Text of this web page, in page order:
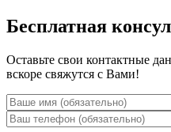
Бесплатная
Оставьте свои контактные
вскоре свяжутся с Вами!